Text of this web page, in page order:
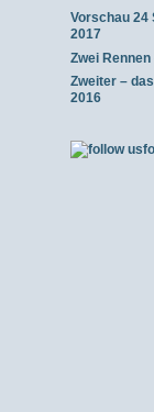
Vorschau 24
2017
Zwei
Zweiter –
2016